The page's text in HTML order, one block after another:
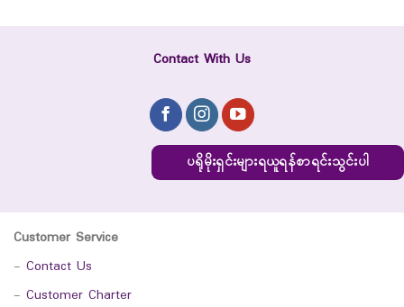
Contact With Us
ပရိုမိုးရှင်းများရယူရန်စာရင်းသွင်းပါ
Customer Service
- Contact Us
- Customer Charter